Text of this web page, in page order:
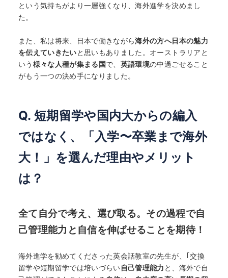
という気持ちがより一層強くなり、海外進学を決めまし
た。
また、私は将来、日本で働きながら海外の方へ日本の魅力
を伝えていきたいと思いもありました。オーストラリアと
いう 様々な人種が集まる国で、 英語環境の中過ごせること
がもう一つの決め手になりました。
Q. 短期留学や国内大からの編入
ではなく、「入学〜卒業まで海外
大！」を選んだ理由やメリット
は？
全て自分で考え、選び取る。その過程で自
己管理能力と自信を伸ばせることを期待！
海外進学を勧めてくださった英会話教室の先生が、｢交換
留学や短期留学では培いづらい自己管理能力 と、海外で自